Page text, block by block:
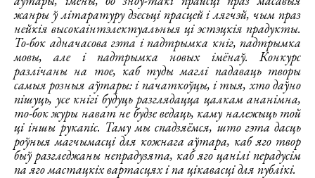
жанры ў літаратуру дзесьці прасцей і лягчэй, чым праз
нейкія высокаінтэлектуальныя ці эстэцкія прадукты.
То-бок адначасова гэта і падтрымка кніг, падтрымка
мовы, але і падтрымка новых імёнаў. Конкурс
разлічаны на тое, каб туды маглі падаваць творы
самыя розныя аўтары: і пачаткоўцы, і тыя, хто даўно
пішуць, усе кнігі будуць разглядацца цалкам ананімна,
то-бок журы нават не будзе ведаць, каму належыць той
ці іншы рукапіс. Таму мы спадзяёмся, што гэта дасць
роўныя магчымасці для кожнага аўтара, каб яго твор
быў разгледжаны непрадузята, каб яго цанілі перадусім
па яго мастацкіх вартасцях і па цікавасці для публікі.